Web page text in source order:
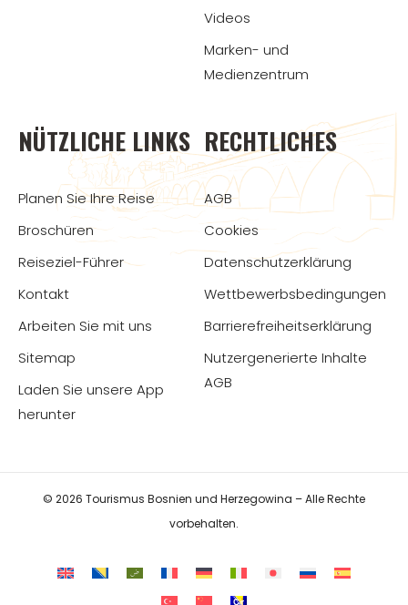
Videos
Marken- und
Medienzentrum
NÜTZLICHE LINKS
Planen Sie Ihre Reise
Broschüren
Reiseziel-Führer
Kontakt
Arbeiten Sie mit uns
Sitemap
Laden Sie unsere App
herunter
RECHTLICHES
AGB
Cookies
Datenschutzerklärung
Wettbewerbsbedingungen
Barrierefreiheitserklärung
Nutzergenerierte Inhalte
AGB
© 2026 Tourismus Bosnien und Herzegowina – Alle Rechte
vorbehalten.